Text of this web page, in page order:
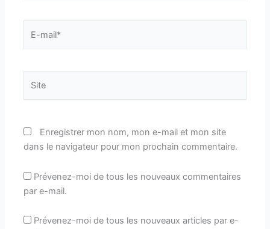
Enregistrer mon nom, mon e-mail et mon site
dans le navigateur pour mon prochain commentaire.
Prévenez-moi de tous les nouveaux commentaires
par e-mail.
Prévenez-moi de tous les nouveaux articles par e-